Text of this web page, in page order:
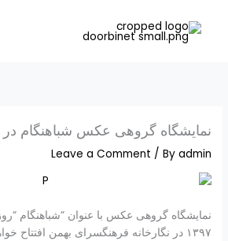
content
نمایشگاه گروهی عکس شباهنگام
Leave a Comment / By admin
۱۳۹۷ در نگارخانه فرهنگسرای بهمن افتتاح خواهد شد.